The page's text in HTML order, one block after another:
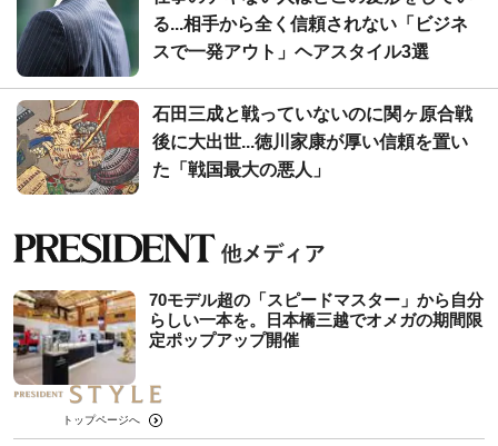
る...相手から全く信頼されない「ビジネ
スで一発アウト」ヘアスタイル3選
石田三成と戦っていないのに関ヶ原合戦
後に大出世...徳川家康が厚い信頼を置い
た「戦国最大の悪人」
70モデル超の「スピードマスター」から自分
らしい一本を。日本橋三越でオメガの期間限
定ポップアップ開催
トップページへ